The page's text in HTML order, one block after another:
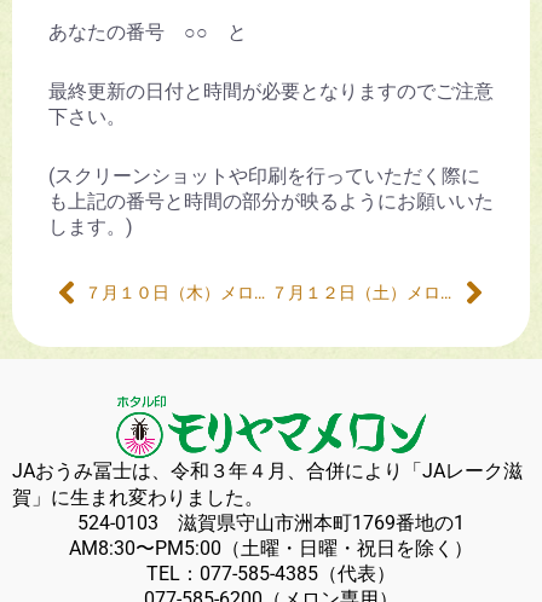
あなたの番号 ○○ と
最終更新の日付と時間が必要となりますのでご注意
下さい。
(スクリーンショットや印刷を行っていただく際に
も上記の番号と時間の部分が映るようにお願いいた
します。)
７月１０日（木）メロン販売について ７月１２日（土）メロン販売について
JAおうみ冨士は、令和３年４月、合併により「JAレーク滋
賀」に生まれ変わりました。
524-0103 滋賀県守山市洲本町1769番地の1
AM8:30〜PM5:00（土曜・日曜・祝日を除く）
TEL： 077-585-4385 （代表）